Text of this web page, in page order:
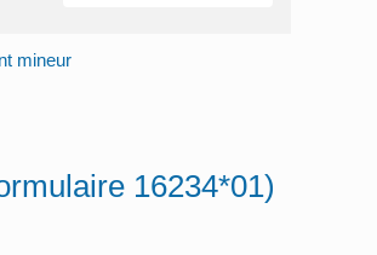
mineur
16234*01)